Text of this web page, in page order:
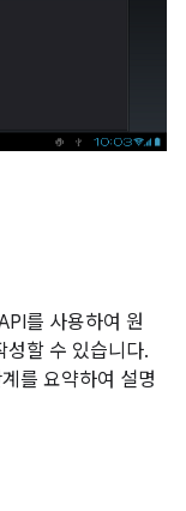
를 사용하여 원
성할 수 있습니다.
를 요약하여 설명